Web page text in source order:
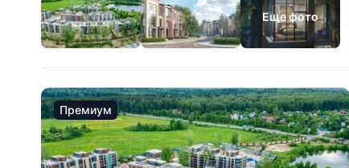
Еще фото
Премиум